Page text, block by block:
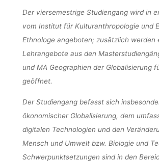
Der viersemestrige Studiengang wird in
vom Institut für Kulturanthropologie und
Ethnologe angeboten; zusätzlich werden
Lehrangebote aus den
und MA Geographien der Globalisierung
geöffnet.
Der Studiengang befasst sich
ökonomischer Globalisierung, dem
digitalen Technologien und den
Mensch und Umwelt bzw. Biologie und
Schwerpunktsetzungen sind in den